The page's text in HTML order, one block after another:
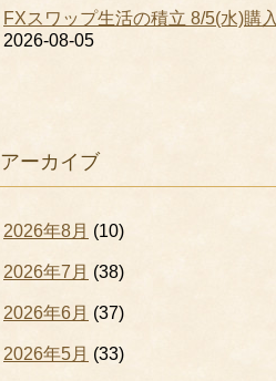
FXスワップ生活の積立 8/5(水)購
2026-08-05
アーカイブ
2026年8月 (10)
2026年7月 (38)
2026年6月 (37)
2026年5月 (33)